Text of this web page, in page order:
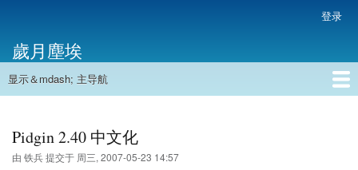
主
内
帐
户
菜
登录
歲月塵埃
主显示＆mdash; 主导航
Pidgin 2.40 中文化
由 铁兵提交于 周三, 2007-05-23 14:57